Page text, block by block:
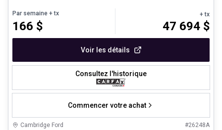
Par semaine + tx
166 $
+ tx
47 694 $
Voir les détails
Consultez l'historique
Commencer votre achat
Cambridge Ford #26248A